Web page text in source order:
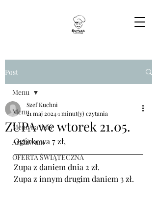
Post
Menu
Menu na dziś
Archiwum
OFERTA ŚWIĄTECZNA
Menu
ZUPA we wtorek 21.05.
Szef Kuchni
21 maj 20241 minut(y) czytania
Ogórkowa 7 zł,
Zupa z daniem dnia 2 zł.
Zupa z innym drugim daniem 3 zł.